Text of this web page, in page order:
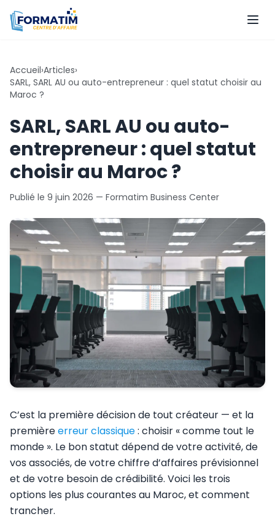
Accueil›Articles›
SARL, SARL AU ou auto-entrepreneur : quel statut choisir au
Maroc ?
SARL, SARL AU ou auto-
entrepreneur : quel statut
choisir au Maroc ?
Publié le 9 juin 2026 — Formatim Business Center
C’est la première décision de tout créateur — et la
premièreerreur classique: choisir « comme tout le
monde ». Le bon statut dépend de votre activité, de
vos associés, de votre chiffre d’affaires prévisionnel
et de votre besoin de crédibilité. Voici les trois
options les plus courantes au Maroc, et comment
trancher.